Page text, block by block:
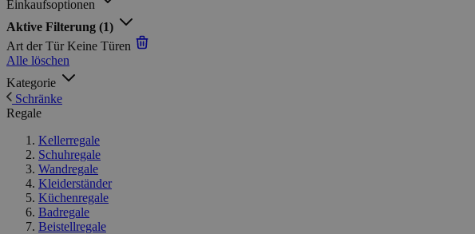
Einkaufsoptionen
Aktive Filterung (1)
Art der Tür Keine Türen
Alle löschen
Kategorie
Schränke
Regale
Kellerregale
Schuhregale
Wandregale
Kleiderständer
Küchenregale
Badregale
Beistellregale